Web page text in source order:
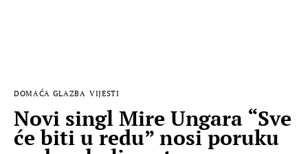
DOMAĆA GLAZBA VIJESTI
Novi singl Mire Ungara “Sve
će biti u redu” nosi poruku